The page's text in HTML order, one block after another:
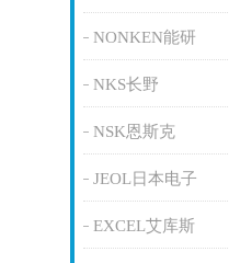
NONKEN能研
NKS长野
NSK恩斯克
JEOL日本电子
EXCEL艾库斯